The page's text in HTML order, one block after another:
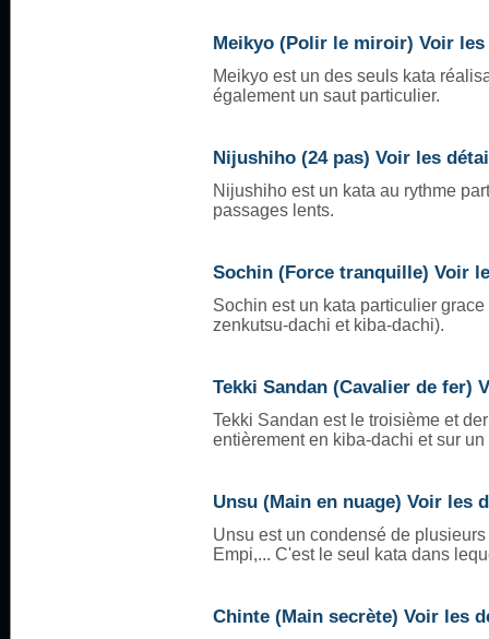
Meikyo (Polir le miroir) Voir
Meikyo est un des seuls kata
également un saut particulier.
Nijushiho (24 pas) Voir les
Nijushiho est un kata au rythme
passages lents.
Sochin (Force tranquille) Voir
Sochin est un kata particulier
zenkutsu-dachi et kiba-dachi).
Tekki Sandan (Cavalier de fer)
Tekki Sandan est le troisième et
entièrement en kiba-dachi et sur
Unsu (Main en nuage) Voir les
Unsu est un condensé de
Empi,... C'est le seul kata dans
Chinte (Main secrète) Voir les